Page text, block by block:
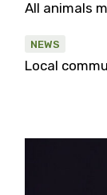
All animals
NEWS
Local